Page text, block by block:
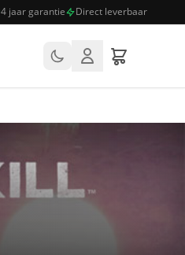
4 jaar garantie Direct leverbaar